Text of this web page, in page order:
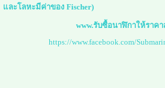
และโลหะมีค่าของ Fischer)
www.รับซื้อนาฬิกาให้ราคา
https://www.facebook.com/